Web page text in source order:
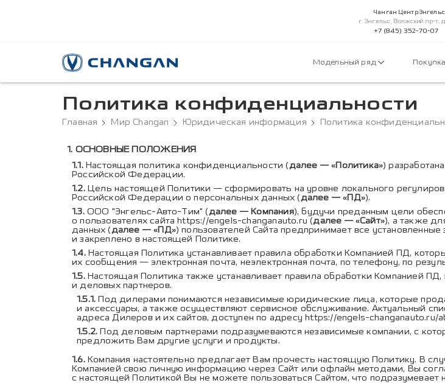
Чанган Центр Энгельс
г. Энгельс, Волжский пр-т,
+7 (845) 352-70-07
Модельный ряд
Политика конфиденциальности
Главная Мир Changan Юридическая информация Политика
Содержание политики
ОСНОВНЫЕ ПОЛОЖЕНИЯ
Настоящая политика конфиденциальности (далее — «Политика»)
Российской Федерации.
Цель настоящей Политики — сформировать на уровне локального
Российской Федерации о персональных данных (далее — «ПД»).
ООО "Энгельс-Авто-Тим" (далее — Компания), будучи преданным цели
о пользователях сайта https://engels-changanauto.ru (далее — «Сайт»), а также
данных (далее — «ПД») пользователей Сайта предпринимает все
и закреплено в настоящей Политике.
Настоящая Политика устанавливает правила обработки Компанией ПД,
их сообщения — электронная почта, неэлектронная почта, по телефону, по
Настоящая Политика также устанавливает правила обработки Компанией
и деловых партнеров.
Под дилерами понимаются независимые юридические лица, которые
и аксессуары, а также осуществляют сервисное обслуживание. Актуальный
адреса Дилеров и их сайтов, доступен по адресу https://engels-changanauto.ru/
Под деловым партнерами подразумеваются независимые компании, с
предложить Вам другие услуги и продукты.
Компания настоятельно предлагает Вам прочесть настоящую Политику. В
Компанией свою личную информацию через Сайт или офлайн методами, Вы
с настоящей Политикой Вы не можете пользоваться Сайтом, что подразумевает